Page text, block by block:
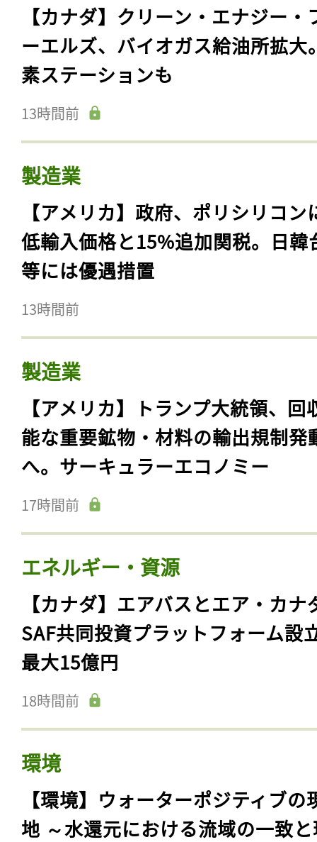
【カナダ】クリーン・エナジー・
ーエルズ、バイオガス給油所拡大
素ステーションも
13時間前
製造業
【アメリカ】政府、ポリシリコン
低輸入価格と15%追加関税。日韓
等には優遇措置
13時間前
製造業
【アメリカ】トランプ大統領、回
能な重要鉱物・材料の輸出規制発
へ。サーキュラーエコノミー
17時間前
エネルギー・資源
【カナダ】エアバスとエア・カナ
SAF共同投資プラットフォーム設
最大15億円
18時間前
環境
【環境】ウォーターポジティブの
地 ～水還元における流域の一致